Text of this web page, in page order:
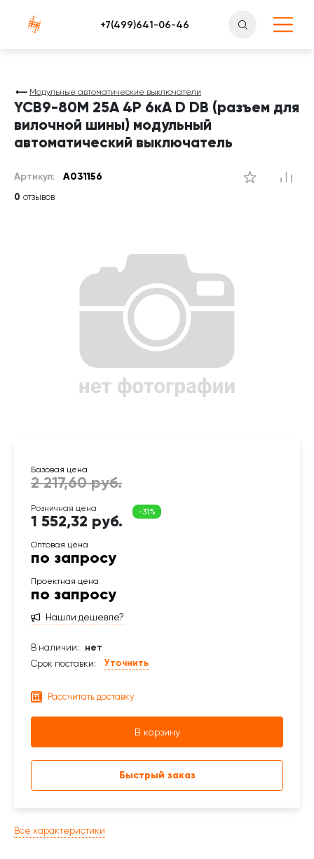
Атлантснаб
Модульные автоматические выключатели
YCB9-80M 25А 4P 6кА D DB (разъем для
вилочной шины) модульный
автоматический выключатель
Артикул: A031156
Все характеристики
1 552,32 руб.
по запросу
по запросу
Нашли дешевле?
В наличии:
нет
Срок поставки:
Уточнить
Рассчитать доставку
В корзину
Быстрый заказ